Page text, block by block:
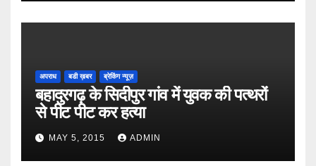
अपराध बडी ख़बर ब्रेकिंग न्यूज़
बहादुरगढ़ के सिदीपुर गांव में युवक की पत्थरों
से पीट पीट कर हत्या
MAY 5, 2015 ADMIN